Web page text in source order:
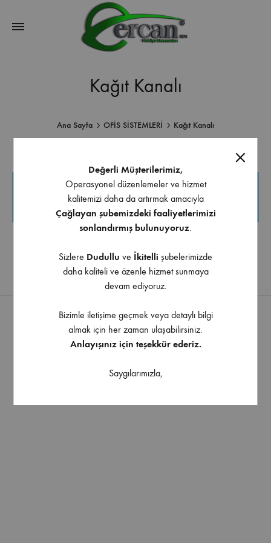
Kağıt Kanalı
Ana Sayfa OFİS SİSTEMLERİ Kağıt Kanalı
Seçiminizle eşleşen ürün bulunamadı.
©2026 Ercan Mobilya All rights reserved
Kişisel Veriler Politikası Kullanım Koşulları
Çerez Politikası
İletişim
Değerli Müşterilerimiz,
Operasyonel düzenlemeler ve hizmet
kalitemizi daha da artırmak amacıyla
Çağlayan şubemizdeki faaliyetlerimizi
sonlandırmış bulunuyoruz.
Sizlere Dudullu ve İkitelli şubelerimizde
daha kaliteli ve özenle hizmet sunmaya
devam ediyoruz.
Bizimle iletişime geçmek veya detaylı bilgi
almak için her zaman ulaşabilirsiniz.
Anlayışınız için teşekkür ederiz.
Saygılarımızla,